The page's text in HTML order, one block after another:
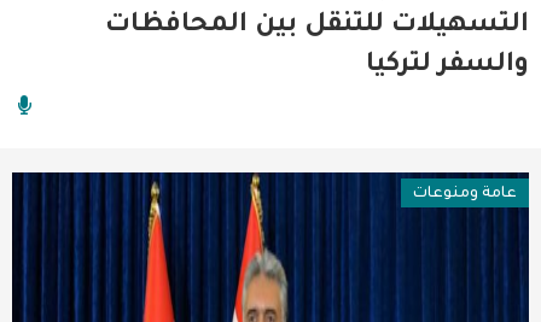
Header
التسهيلات للتنقل بين المحافظات
والسفر لتركيا
عامة ومنوعات
امنية
فن وثقافة